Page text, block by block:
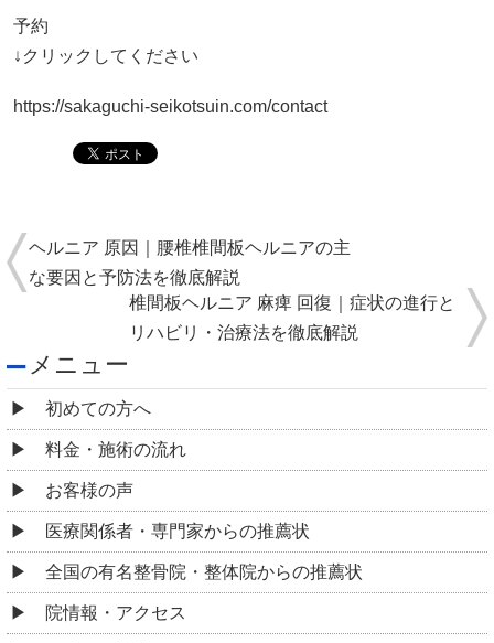
予約
↓クリックしてください
https://sakaguchi-seikotsuin.com/contact
ヘルニア 原因｜腰椎椎間板ヘルニアの主
な要因と予防法を徹底解説
椎間板ヘルニア 麻痺 回復｜症状の進行と
リハビリ・治療法を徹底解説
メニュー
初めての方へ
料金・施術の流れ
お客様の声
医療関係者・専門家からの推薦状
全国の有名整骨院・整体院からの推薦状
院情報・アクセス